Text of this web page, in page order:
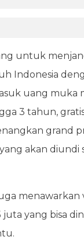
untuk
Indonesia
uang muka
3 tahun,
grand
yang akan diundi
menawarkan
juta yang bisa